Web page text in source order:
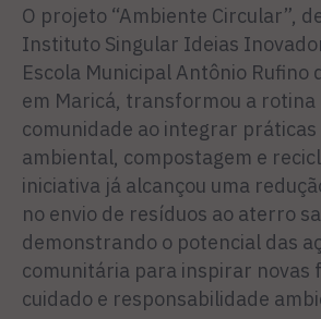
O projeto “Ambiente Circular”,
Instituto Singular Ideias
Escola Municipal Antônio Rufino
em Maricá, transformou a rotina
comunidade ao integrar práticas
ambiental, compostagem e
iniciativa já alcançou uma
no envio de resíduos ao aterro
demonstrando o potencial das
comunitária para inspirar novas
cuidado e responsabilidade